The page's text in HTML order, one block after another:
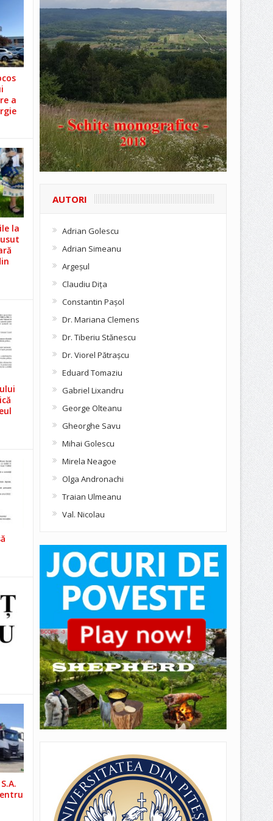
a
la
AUTORI
Adrian Golescu
Adrian Simeanu
Argeşul
Claudiu Diţa
Constantin Pașol
Dr. Mariana Clemens
Dr. Tiberiu Stănescu
Dr. Viorel Pătraşcu
Eduard Tomaziu
Gabriel Lixandru
George Olteanu
Gheorghe Savu
Mihai Golescu
Mirela Neagoe
Olga Andronachi
Traian Ulmeanu
Val. Nicolau